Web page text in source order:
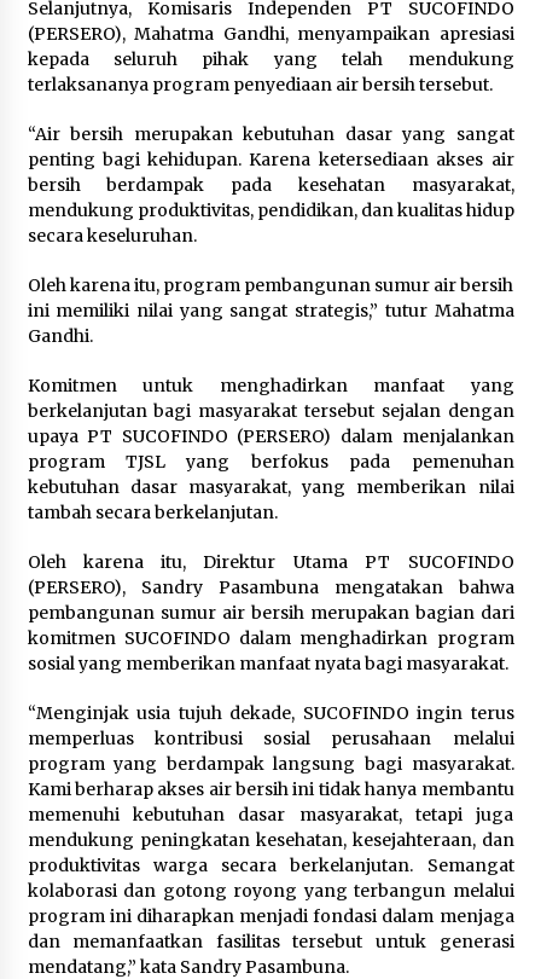
Selanjutnya, Komisaris Independen PT SUCOFINDO
(PERSERO), Mahatma Gandhi, menyampaikan apresiasi
kepada seluruh pihak yang telah mendukung
terlaksananya program penyediaan air bersih tersebut.
“Air bersih merupakan kebutuhan dasar yang sangat
penting bagi kehidupan. Karena ketersediaan akses air
bersih berdampak pada kesehatan masyarakat,
mendukung produktivitas, pendidikan, dan kualitas hidup
secara keseluruhan.
Oleh karena itu, program pembangunan sumur air bersih
ini memiliki nilai yang sangat strategis,” tutur Mahatma
Gandhi.
Komitmen untuk menghadirkan manfaat yang
berkelanjutan bagi masyarakat tersebut sejalan dengan
upaya PT SUCOFINDO (PERSERO) dalam menjalankan
program TJSL yang berfokus pada pemenuhan
kebutuhan dasar masyarakat, yang memberikan nilai
tambah secara berkelanjutan.
Oleh karena itu, Direktur Utama PT SUCOFINDO
(PERSERO), Sandry Pasambuna mengatakan bahwa
pembangunan sumur air bersih merupakan bagian dari
komitmen SUCOFINDO dalam menghadirkan program
sosial yang memberikan manfaat nyata bagi masyarakat.
“Menginjak usia tujuh dekade, SUCOFINDO ingin terus
memperluas kontribusi sosial perusahaan melalui
program yang berdampak langsung bagi masyarakat.
Kami berharap akses air bersih ini tidak hanya membantu
memenuhi kebutuhan dasar masyarakat, tetapi juga
mendukung peningkatan kesehatan, kesejahteraan, dan
produktivitas warga secara berkelanjutan. Semangat
kolaborasi dan gotong royong yang terbangun melalui
program ini diharapkan menjadi fondasi dalam menjaga
dan memanfaatkan fasilitas tersebut untuk generasi
mendatang,” kata Sandry Pasambuna.